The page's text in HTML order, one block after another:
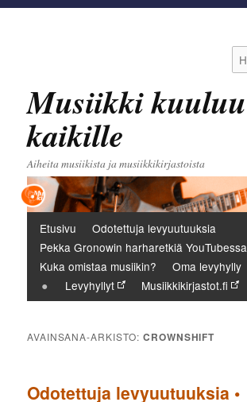
Musiikki kuuluu
kaikille
Aiheita musiikista ja musiikkikirjastoista
Päävalikko
Etusivu
Odotettuja levyuutuuksia
Pekka Gronowin harharetkiä YouTubessa
Kuka omistaa musiikin?
Oma levyhylly
Levyhyllyt
Musiikkikirjastot.fi
AVAINSANA-ARKISTO:CROWNSHIFT
Odotettuja levyuutuuksia •